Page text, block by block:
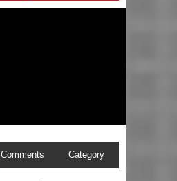
Comments Category